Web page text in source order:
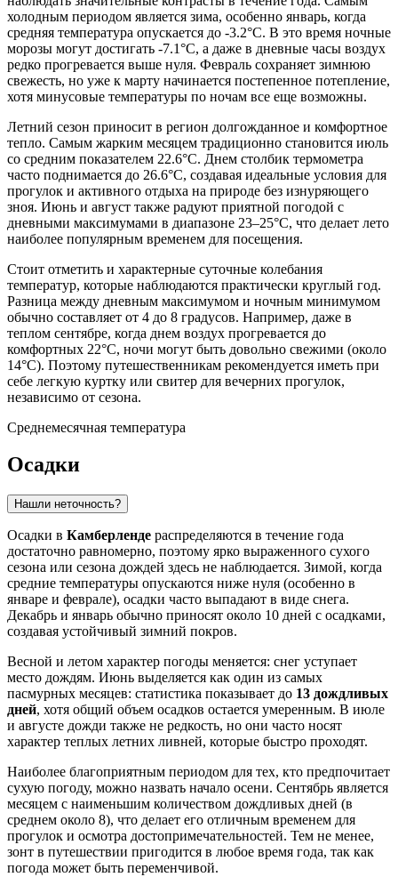
холодным периодом является зима, особенно январь, когда
средняя температура опускается до -3.2°C. В это время ночные
морозы могут достигать -7.1°C, а даже в дневные часы воздух
редко прогревается выше нуля. Февраль сохраняет зимнюю
свежесть, но уже к марту начинается постепенное потепление,
хотя минусовые температуры по ночам все еще возможны.
Летний сезон приносит в регион долгожданное и комфортное
тепло. Самым жарким месяцем традиционно становится июль
со средним показателем 22.6°C. Днем столбик термометра
часто поднимается до 26.6°C, создавая идеальные условия для
прогулок и активного отдыха на природе без изнуряющего
зноя. Июнь и август также радуют приятной погодой с
дневными максимумами в диапазоне 23–25°C, что делает лето
наиболее популярным временем для посещения.
Стоит отметить и характерные суточные колебания
температур, которые наблюдаются практически круглый год.
Разница между дневным максимумом и ночным минимумом
обычно составляет от 4 до 8 градусов. Например, даже в
теплом сентябре, когда днем воздух прогревается до
комфортных 22°C, ночи могут быть довольно свежими (около
14°C). Поэтому путешественникам рекомендуется иметь при
себе легкую куртку или свитер для вечерних прогулок,
независимо от сезона.
Среднемесячная температура
Осадки
Нашли неточность?
Осадки в Камберленде распределяются в течение года
достаточно равномерно, поэтому ярко выраженного сухого
сезона или сезона дождей здесь не наблюдается. Зимой, когда
средние температуры опускаются ниже нуля (особенно в
январе и феврале), осадки часто выпадают в виде снега.
Декабрь и январь обычно приносят около 10 дней с осадками,
создавая устойчивый зимний покров.
Весной и летом характер погоды меняется: снег уступает
место дождям. Июнь выделяется как один из самых
пасмурных месяцев: статистика показывает до 13 дождливых
дней, хотя общий объем осадков остается умеренным. В июле
и августе дожди также не редкость, но они часто носят
характер теплых летних ливней, которые быстро проходят.
Наиболее благоприятным периодом для тех, кто предпочитает
сухую погоду, можно назвать начало осени. Сентябрь является
месяцем с наименьшим количеством дождливых дней (в
среднем около 8), что делает его отличным временем для
прогулок и осмотра достопримечательностей. Тем не менее,
зонт в путешествии пригодится в любое время года, так как
погода может быть переменчивой.